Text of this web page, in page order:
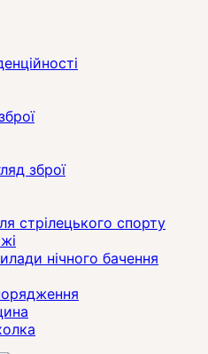
зброї
стрілецького спорту
нічного бачення